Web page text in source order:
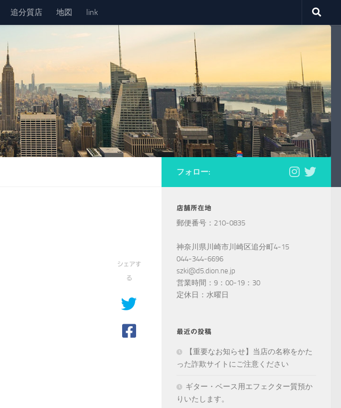
追分質店 地図 link
シェアす
る
フォロー:
店舗所在地
郵便番号：210-0835
神奈川県川崎市川崎区追分町4-15
044-344-6696
szki@d5.dion.ne.jp
営業時間：9：00-19：30
定休日：水曜日
最近の投稿
【重要なお知らせ】当店の名称をかた
った詐欺サイトにご注意ください
ギター・ベース用エフェクター質預か
りいたします。